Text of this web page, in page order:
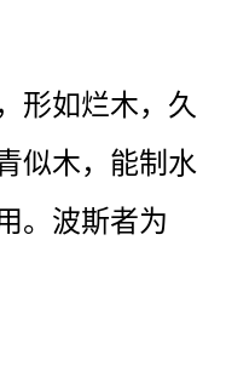
形如烂木，久
似木，能制水
。波斯者为